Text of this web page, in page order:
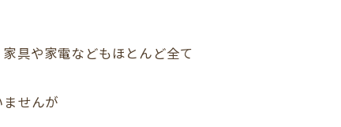
具や家電などもほとんど全て
せんが